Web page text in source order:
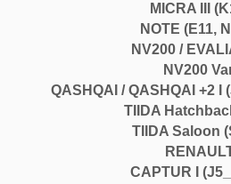
MICRA III
NOTE (E11,
NV200 /
NV200
QASHQAI / QASHQAI +2 I
TIIDA
TIIDA Saloon
CAPTUR I